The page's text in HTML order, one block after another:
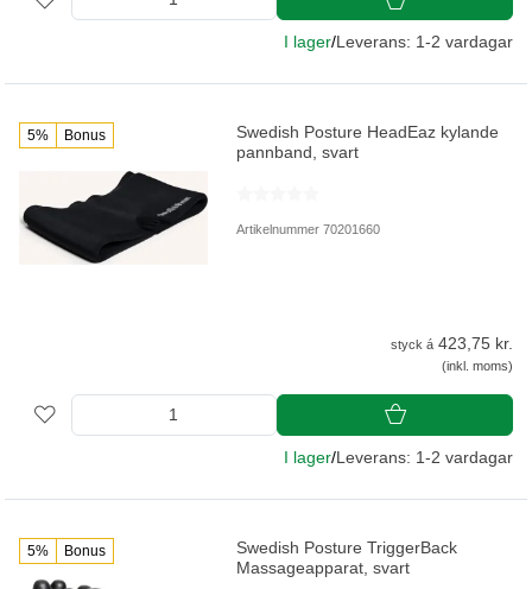
I lager/Leverans: 1-2 vardagar
5% Bonus
Swedish Posture HeadEaz kylande
pannband, svart
Artikelnummer 70201660
styck á 423,75 kr.
(inkl. moms)
I lager/Leverans: 1-2 vardagar
5% Bonus
Swedish Posture TriggerBack
Massageapparat, svart